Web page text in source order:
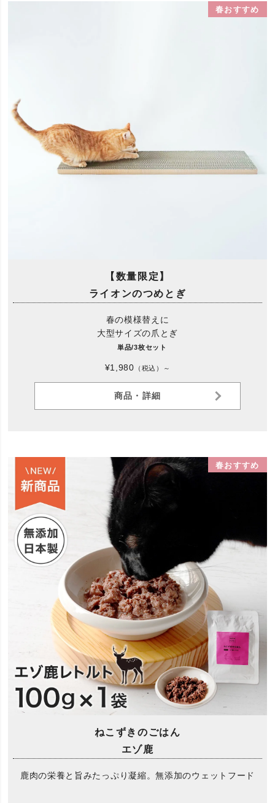
春おすすめ
【数量限定】
ライオンのつめとぎ
春の模様替えに
大型サイズの爪とぎ
単品/3枚セット
¥1,980 （税込）～
商品・詳細
春おすすめ
ねこずきのごはん
エゾ鹿
鹿肉の栄養と旨みたっぷり凝縮。無添加のウェットフード